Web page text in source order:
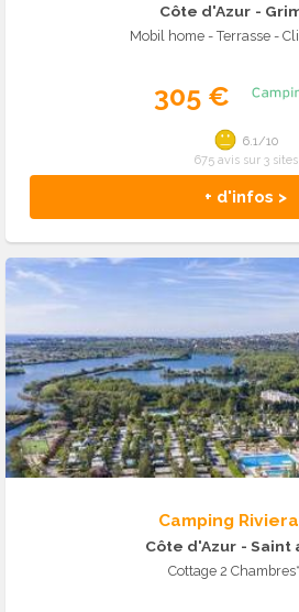
Côte d'Azur -
Mobil home - Terrasse -
305 €
+ d'infos >
6.1/10
675 avis sur 3 sites
Camping
Côte d'Azur - Saint
Cottage 2